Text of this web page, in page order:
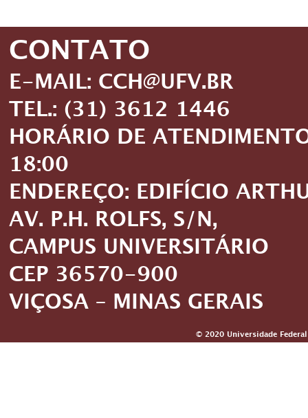
CONTATO
E-MAIL: CCH@UFV.BR
TEL.: (31) 3612 1446
HORÁRIO DE
18:00
ENDEREÇO: EDIFÍCIO
AV. P.H. ROLFS, S/N,
CAMPUS UNIVERSITÁRIO
CEP 36570-900
VIÇOSA – MINAS GERAIS
© 2020 Universidade